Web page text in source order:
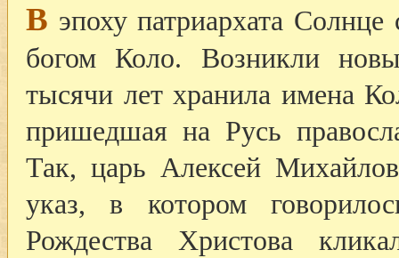
В эпоху патриархата
богом Коло. Возникли
тысячи лет хранила имена
пришедшая на Русь
Так, царь Алексей
указ, в котором
Рождества Христова